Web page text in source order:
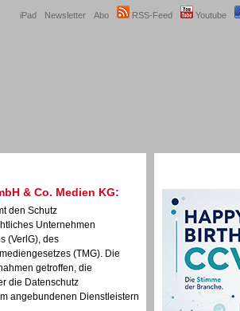
Youtube
RSS-Feed
Abo
Newsletter
iPad
& Co. Medien KG:
den Schutz
Unternehmen
(VerlG), des
(TMG). Die
getroffen, die
die Datenschutz
angebundenen Dienstleistern